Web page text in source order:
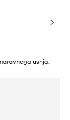
usnja.